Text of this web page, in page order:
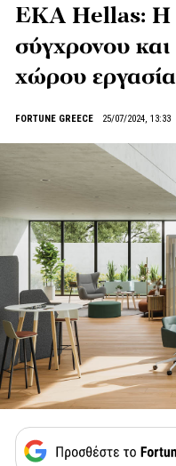
EKA Hellas: Η
σύγχρονου
χώρου
FORTUNE GREECE 25/07/2024, 13:33